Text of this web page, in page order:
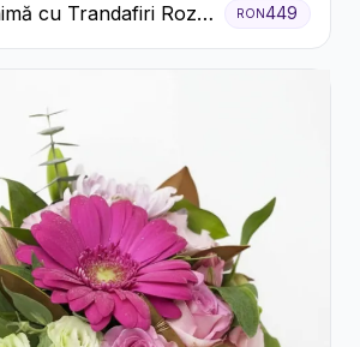
cu Trandafiri Roz
RON449